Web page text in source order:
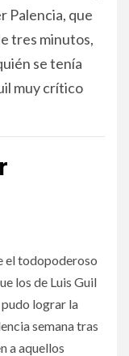
Palencia, que
tres minutos,
se tenía
muy crítico
el todopoderoso
los de Luis Guil
pudo lograr la
semana tras
a aquellos